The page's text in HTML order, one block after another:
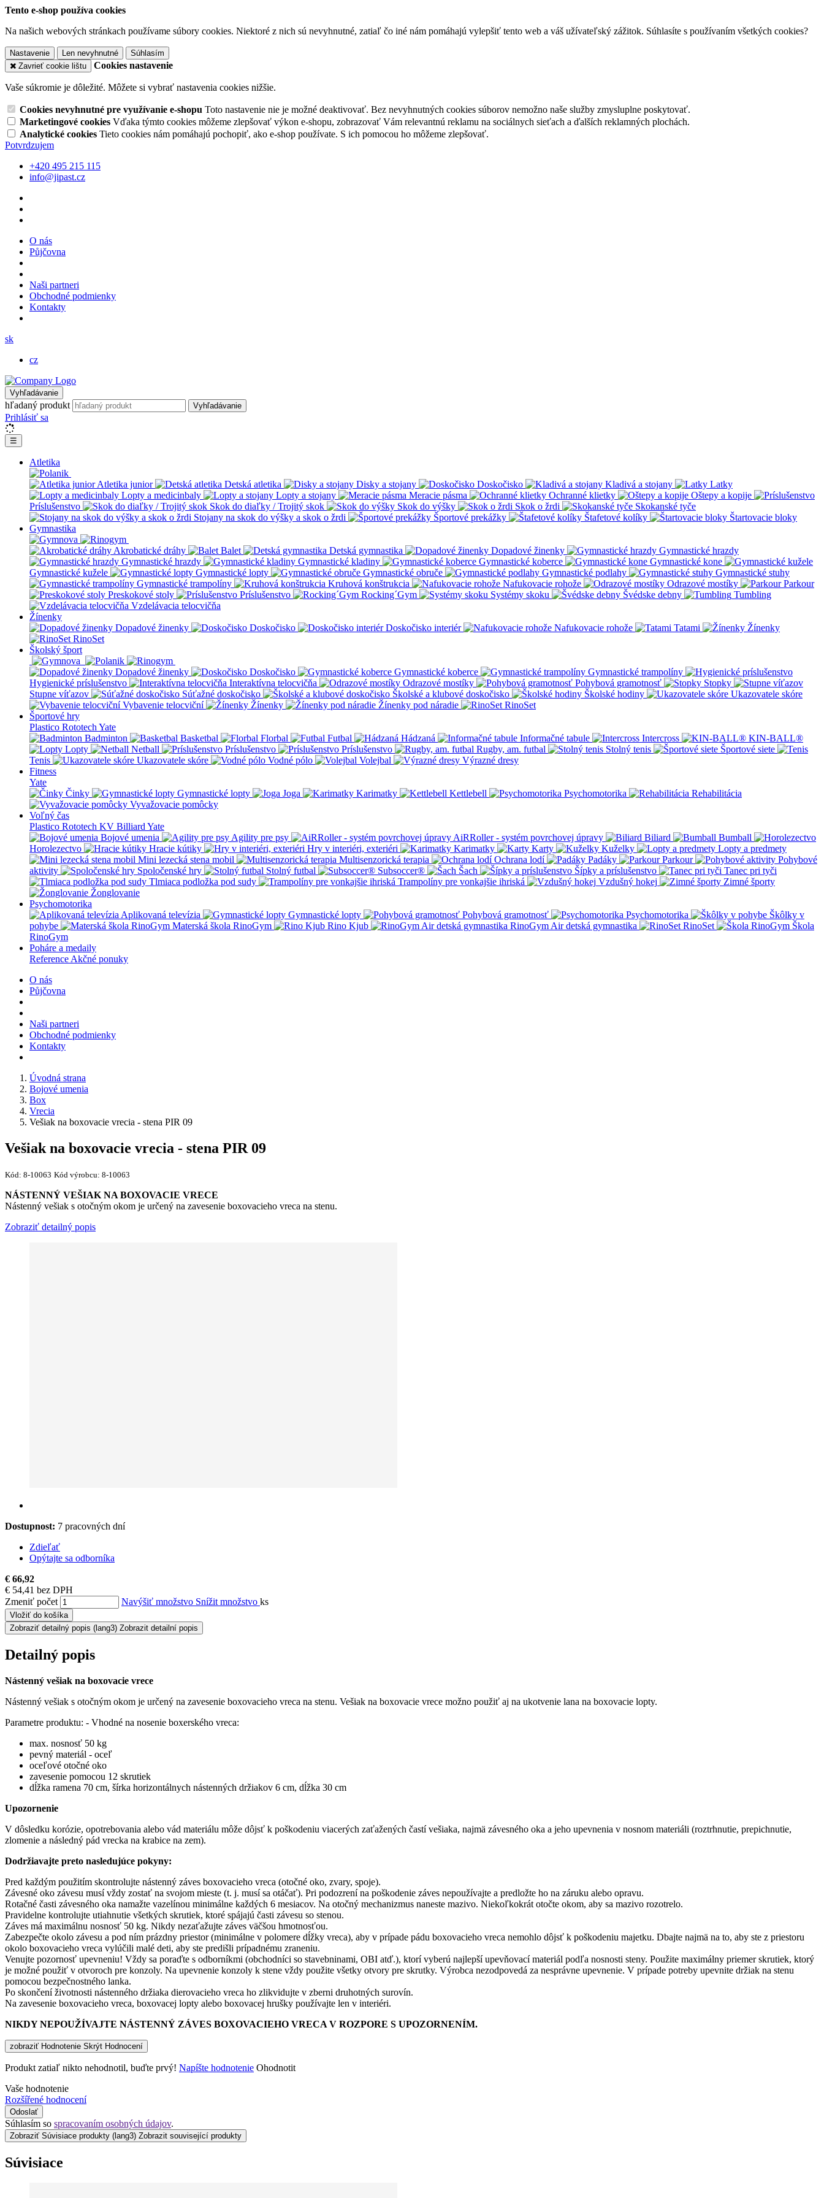
Tento e-shop používa cookies
Na našich webových stránkach používame súbory cookies. Niektoré z nich sú nevyhnutné, zatiaľ čo iné nám pomáhajú vylepšiť tento web a váš užívateľský zážitok. Súhlasíte s používaním všetkých cookies?
Nastavenie Len nevyhnutné
Súhlasím
Zavrieť cookie lištu
Cookies nastavenie
Vaše súkromie je dôležité. Môžete si vybrať nastavenia cookies nižšie.
Cookies nevyhnutné pre využívanie e-shopu Toto nastavenie nie je možné deaktivovať. Bez nevyhnutných cookies súborov nemožno naše služby zmysluplne poskytovať.
Marketingové cookies Vďaka týmto cookies môžeme zlepšovať výkon e-shopu, zobrazovať Vám relevantnú reklamu na sociálnych sieťach a ďalších reklamných plochách.
Analytické cookies Tieto cookies nám pomáhajú pochopiť, ako e-shop používate. S ich pomocou ho môžeme zlepšovať.
Potvrdzujem
+420 495 215 115
info@jipast.cz
O nás
Půjčovna
Naši partneri
Obchodné podmienky
Kontakty
sk
cz
Vyhľadávanie
hľadaný produkt Vyhľadávanie
Prihlásiť sa
☰
Atletika
Atletika junior Detská atletika Disky a stojany Doskočisko Kladivá a stojany
Latky
Lopty a medicinbaly
Lopty a stojany Meracie pásma Ochranné klietky
Oštepy a kopije
Príslušenstvo
Skok do diaľky / Trojitý skok Skok do výšky Skok o žrdi
Skokanské tyče
Stojany na skok do výšky a skok o žrdi
Športové prekážky Štafetové kolíky
Štartovacie bloky
Gymnastika
Akrobatické dráhy Balet Detská gymnastika Dopadové žinenky
Gymnastické hrazdy
Gymnastické hrazdy
Gymnastické kladiny Gymnastické koberce
Gymnastické kone
Gymnastické kužele
Gymnastické lopty Gymnastické obruče Gymnastické podlahy
Gymnastické stuhy
Gymnastické trampolíny
Kruhová konštrukcia Nafukovacie rohože Odrazové mostíky
Parkour
Preskokové stoly
Príslušenstvo Rocking´Gym Systémy skoku Švédske debny
Tumbling
Vzdelávacia telocvičňa
Žínenky
Dopadové žinenky
Doskočisko Doskočisko interiér Nafukovacie rohože Tatami
Žínenky
RinoSet
Školský šport
Dopadové žinenky Doskočisko Gymnastické koberce
Gymnastické trampolíny
Hygienické príslušenstvo
Interaktívna telocvičňa Odrazové mostíky Pohybová gramotnosť
Stopky
Stupne víťazov
Súťažné doskočisko Školské a klubové doskočisko Školské hodiny
Ukazovatele skóre
Vybavenie telocviční
Žínenky Žínenky pod náradie
RinoSet
Športové hry
Plastico Rototech Yate
Badminton
Basketbal Florbal Futbal Hádzaná Informačné tabule Intercross
KIN-BALL®
Lopty
Netball Príslušenstvo Príslušenstvo Rugby, am. futbal Stolný tenis
Športové siete
Tenis
Ukazovatele skóre Vodné pólo Volejbal
Výrazné dresy
Fitness
Yate
Činky
Gymnastické lopty Joga Karimatky Kettlebell Psychomotorika
Rehabilitácia
Vyvažovacie pomôcky
Voľný čas
Plastico Rototech KV Billiard Yate
Bojové umenia
Agility pre psy AiRRoller - systém povrchovej úpravy Biliard
Bumball
Horolezectvo
Hracie kútiky Hry v interiéri, exteriéri Karimatky Karty Kuželky
Lopty a predmety
Mini lezecká stena mobil
Multisenzorická terapia Ochrana lodí Padáky Parkour
Pohybové
aktivity
Spoločenské hry Stolný futbal Subsoccer® Šach Šípky a príslušenstvo
Tanec pri tyči
Tlmiaca podložka pod sudy
Trampolíny pre vonkajšie ihriská Vzdušný hokej
Zimné športy
Žonglovanie
Psychomotorika
Aplikovaná televízia
Gymnastické lopty Pohybová gramotnosť Psychomotorika
Škôlky v
pohybe
Materská škola RinoGym Rino Kjub RinoGym Air detská gymnastika RinoSet
Škola
RinoGym
Poháre a medaily
Reference Akčné ponuky
O nás
Půjčovna
Naši partneri
Obchodné podmienky
Kontakty
Úvodná strana
Bojové umenia
Box
Vrecia
Vešiak na boxovacie vrecia - stena PIR 09
Vešiak na boxovacie vrecia - stena PIR 09
Kód: 8-10063 Kód výrobcu: 8-10063
NÁSTENNÝ VEŠIAK NA BOXOVACIE VRECE
Nástenný vešiak s otočným okom je určený na zavesenie boxovacieho vreca na stenu.
Zobraziť detailný popis
Dostupnost: 7 pracovných dní
Zdieľať
Opýtajte sa odborníka
€ 66,92
€ 54,41 bez DPH
Zmeniť počet
Navýšiť množstvo Snížit množstvo ks
Vložiť do košíka
Zobraziť detailný popis (lang3) Zobrazit detailní popis
Detailný popis
Nástenný vešiak na boxovacie vrece
Nástenný vešiak s otočným okom je určený na zavesenie boxovacieho vreca na stenu. Vešiak na boxovacie vrece možno použiť aj na ukotvenie lana na boxovacie lopty.
Parametre produktu: - Vhodné na nosenie boxerského vreca:
max. nosnosť 50 kg
pevný materiál - oceľ
oceľové otočné oko
zavesenie pomocou 12 skrutiek
dĺžka ramena 70 cm, šírka horizontálnych nástenných držiakov 6 cm, dĺžka 30 cm
Upozornenie
V dôsledku korózie, opotrebovania alebo vád materiálu môže dôjsť k poškodeniu viacerých zaťažených častí vešiaka, najmä závesného oka a jeho upevnenia v nosnom materiáli (roztrhnutie, prepichnutie,
zlomenie a následný pád vrecka na krabice na zem).
Dodržiavajte preto nasledujúce pokyny:
Pred každým použitím skontrolujte nástenný záves boxovacieho vreca (otočné oko, zvary, spoje).
Závesné oko závesu musí vždy zostať na svojom mieste (t. j. musí sa otáčať). Pri podozrení na poškodenie záves nepoužívajte a predložte ho na záruku alebo opravu.
Rotačné časti závesného oka namažte vazelínou minimálne každých 6 mesiacov. Na otočný mechanizmus naneste mazivo. Niekoľkokrát otočte okom, aby sa mazivo rozotrelo.
Pravidelne kontrolujte utiahnutie všetkých skrutiek, ktoré spájajú časti závesu so stenou.
Záves má maximálnu nosnosť 50 kg. Nikdy nezaťažujte záves väčšou hmotnosťou.
Zabezpečte okolo závesu a pod ním prázdny priestor (minimálne v polomere dĺžky vreca), aby v prípade pádu boxovacieho vreca nemohlo dôjsť k poškodeniu majetku. Dbajte najmä na to, aby ste z priestoru
okolo boxovacieho vreca vylúčili malé deti, aby ste predišli prípadnému zraneniu.
Venujte pozornosť upevneniu! Vždy sa poraďte s odborníkmi (obchodníci so stavebninami, OBI atď.), ktorí vyberú najlepší upevňovací materiál podľa nosnosti steny. Použite maximálny priemer skrutiek, ktorý
je možné použiť v otvoroch pre konzoly. Na upevnenie konzoly k stene vždy použite všetky otvory pre skrutky. Výrobca nezodpovedá za nesprávne upevnenie. V prípade potreby upevnite držiak na stenu
pomocou bezpečnostného lanka.
Po skončení životnosti nástenného držiaka dierovacieho vreca ho zlikvidujte v zberni druhotných surovín.
Na zavesenie boxovacieho vreca, boxovacej lopty alebo boxovacej hrušky používajte len v interiéri.
NIKDY NEPOUŽÍVAJTE NÁSTENNÝ ZÁVES BOXOVACIEHO VRECA V ROZPORE S UPOZORNENÍM.
zobraziť Hodnotenie Skrýt Hodnocení
Produkt zatiaľ nikto nehodnotil, buďte prvý! Napíšte hodnotenie Ohodnotit
Vaše hodnotenie
Rozšířené hodnocení
Odoslať
Súhlasím so spracovaním osobných údajov.
Zobraziť Súvisiace produkty (lang3) Zobrazit související produkty
Súvisiace